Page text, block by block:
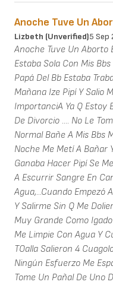
Anoche Tuve Un
Lizbeth (unverified)5 Sep
Anoche Tuve Un Aborto
Estaba Sola Con Mis
Papá Del Bb Estaba
Mañana Ize Pipí Y Salio
ImportanciA Ya Q Estoy
De Divorcio .... No Le
Normal Bañe A Mis Bbs
Noche Me Metí A Bañar
Ganaba Hacer Pipí Se
A Escurrir Sangre En
Agua,...Cuando Empezó
Y Salirme Sin Q Me
Muy Grande Como
Me Limpie Con Agua Y
TOalla Salieron 4
Ningún Esfuerzo Me
Tome Un Pañal De Uno